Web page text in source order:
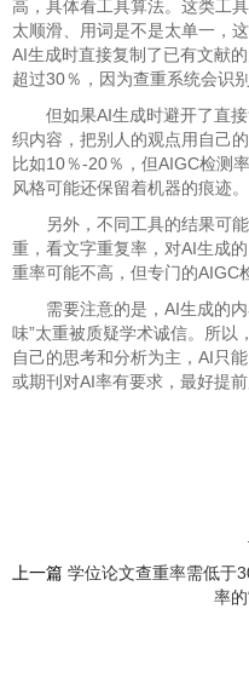
高，具体看工具算法。这类工
太顺滑、用词是不是太单一，
AI生成时直接复制了已有文献
超过30％，因为查重系统会识
但如果AI生成时避开了直
织内容，把别人的观点用自己
比如10％-20％，但AIGC检测
风格可能还保留着机器的痕迹。
另外，不同工具的结果可
重，看文字重复率，对AI生成
重率可能不高，但专门的AIGC
需要注意的是，AI生成的
味”太重被质疑学术诚信。所以
自己的思考和分析为主，AI只
或期刊对AI率有要求，最好提
上一篇 学位论文查重率需低于
率的